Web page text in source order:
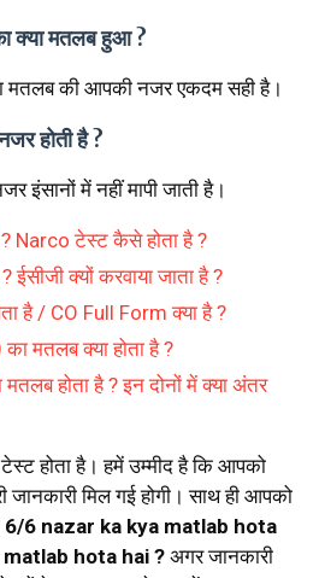
क्या मतलब हुआ ?
मतलब की आपकी नजर एकदम सही है।
होती है ?
इंसानों में नहीं मापी जाती है।
? Narco टेस्ट कैसे होता है ?
ईसीजी क्यों करवाया जाता है ?
है / CO Full Form क्या है ?
मतलब क्या होता है ?
होता है ? इन दोनों में क्या अंतर
होता है। हमें उम्मीद है कि आपको
मिल गई होगी। साथ ही आपको
6/6 nazar ka kya matlab hota
hota hai ? अगर जानकारी